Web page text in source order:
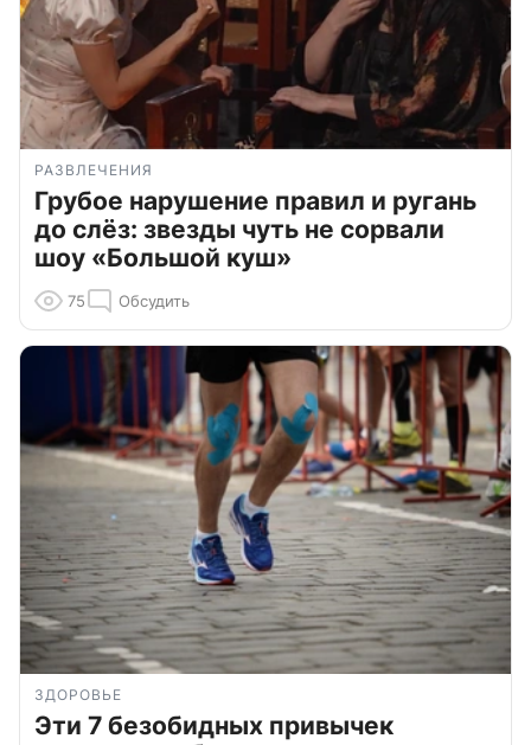
РАЗВЛЕЧЕНИЯ
Грубое нарушение правил и ругань
до слёз: звезды чуть не сорвали
шоу «Большой куш»
75 Обсудить
ЗДОРОВЬЕ
Эти 7 безобидных привычек